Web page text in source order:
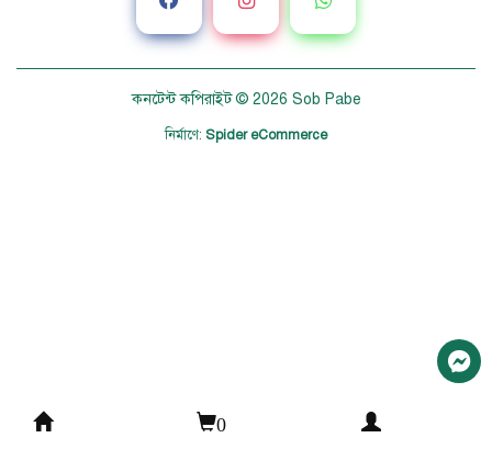
কনটেন্ট কপিরাইট © 2026 Sob Pabe
নির্মাণে: Spider eCommerce
0